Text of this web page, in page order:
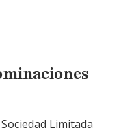
Comerciales
Limitada